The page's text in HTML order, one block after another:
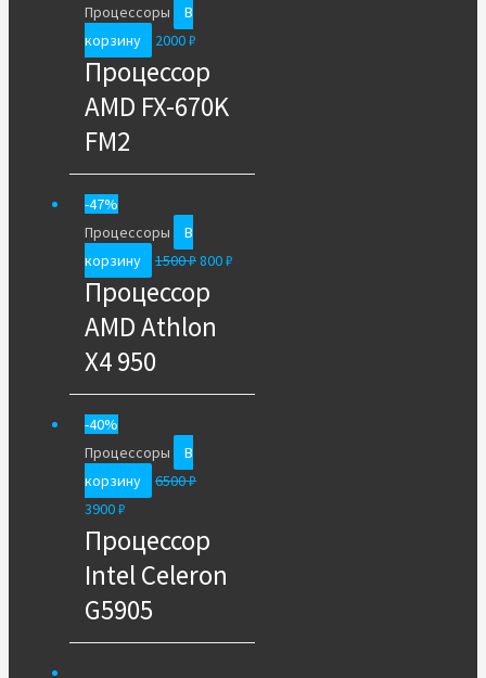
Процессоры
В
корзину
2000₽
Процессор
AMD FX-670K
FM2
-47%
Процессоры
В
корзину
1500₽800₽
Процессор
AMD Athlon
X4 950
-40%
Процессоры
В
корзину
6500₽
3900₽
Процессор
Intel Celeron
G5905